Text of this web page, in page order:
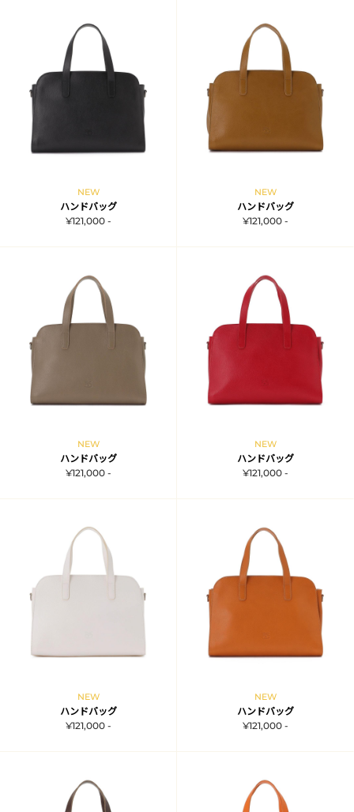
NEW
ハンドバッグ
¥121,000 -
NEW
ハンドバッグ
¥121,000 -
NEW
ハンドバッグ
¥121,000 -
NEW
ハンドバッグ
¥121,000 -
NEW
ハンドバッグ
¥121,000 -
NEW
ハンドバッグ
¥121,000 -